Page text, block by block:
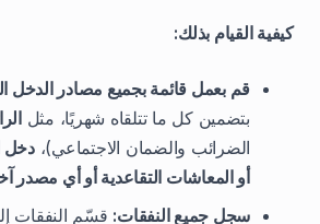
كيفية القيام بذلك:
قم بعمل قائمة بجميع مصادر الدخل
بتضمين كل ما تتلقاه شهريًا، مثل
الضرائب والضمان الاجتماعي)،دخل
أو المعاشات التقاعدية أو أي مصدر
سجل جميع النفقات:قسّم النفقات